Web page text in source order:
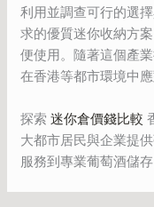
利用並調查可行的選
求的優質迷你收納方
便使用。隨著這個產
在香港等都市環境中
探索迷你倉價錢比較
大都市居民與企業提
服務到專業葡萄酒儲存